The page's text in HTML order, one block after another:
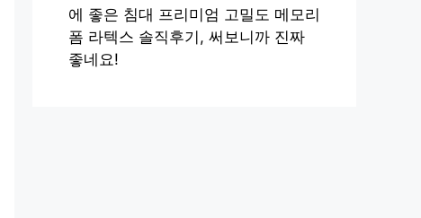
에 좋은 침대 프리미엄 고밀도 메모리
폼 라텍스 솔직후기, 써보니까 진짜
좋네요!